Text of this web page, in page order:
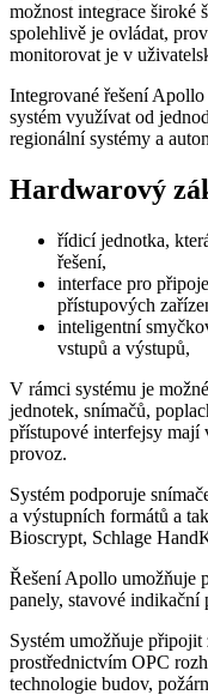
možnost integrace široké
spolehlivě je ovládat,
monitorovat je v
Integrované řešení
systém využívat od
regionální systémy a
Hardwarový
řídicí jednotka,
řešení,
interface pro
přístupových
inteligentní
vstupů a výstupů,
V rámci systému je
jednotek, snímačů,
přístupové interfejsy mají
provoz.
Systém podporuje
a výstupních formátů a
Bioscrypt, Schlage
Řešení Apollo umožňuje
panely, stavové indikační
Systém umožňuje
prostřednictvím OPC
technologie budov,